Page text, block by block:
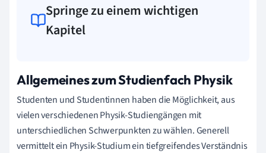
Springe zu einem wichtigen
Kapitel
Allgemeines zum Studienfach Physik
Studenten und Studentinnen haben die Möglichkeit, aus
vielen verschiedenen Physik-Studiengängen mit
unterschiedlichen Schwerpunkten zu wählen. Generell
vermittelt ein Physik-Studium ein tiefgreifendes Verständnis